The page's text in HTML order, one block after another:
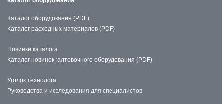
Каталог оборудования (PDF)
Каталог расходных материалов (PDF)
Новинки каталога
Каталог новинок галтовочного оборудования (PDF)
Уголок технолога
Руководства и исследования для специалистов